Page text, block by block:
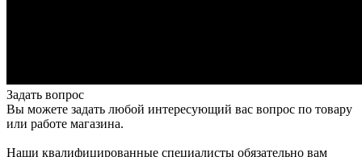
Задать вопрос
Вы можете задать любой интересующий вас вопрос по товару
или работе магазина.
Наши квалифицированные специалисты обязательно вам